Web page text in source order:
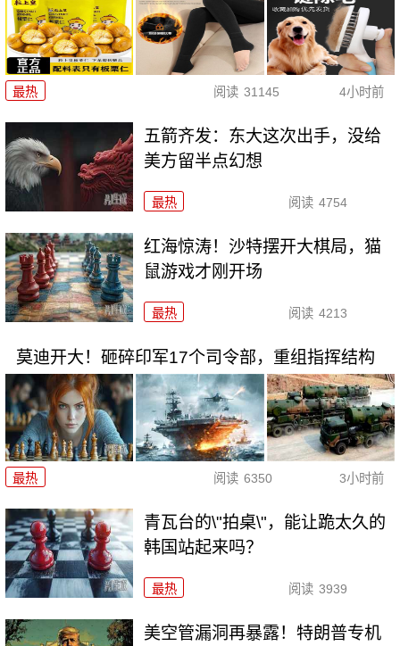
最热 阅读 31145 4小时前
五箭齐发：东大这次出手，没给
美方留半点幻想
最热 阅读 4754
红海惊涛！沙特摆开大棋局，猫
鼠游戏才刚开场
最热 阅读 4213
莫迪开大！砸碎印军17个司令部，重组指挥结构
最热 阅读 6350 3小时前
青瓦台的\"拍桌\"，能让跪太久的
韩国站起来吗？
最热 阅读 3939
美空管漏洞再暴露！特朗普专机